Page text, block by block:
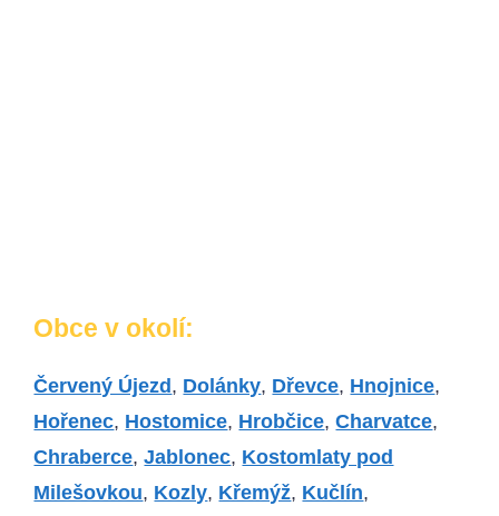
Obce v okolí:
Červený Újezd , Dolánky, Dřevce, Hnojnice,
Hořenec, Hostomice, Hrobčice,Charvatce,
Chraberce,Jablonec, Kostomlaty pod
Milešovkou, Kozly, Křemýž, Kučlín,